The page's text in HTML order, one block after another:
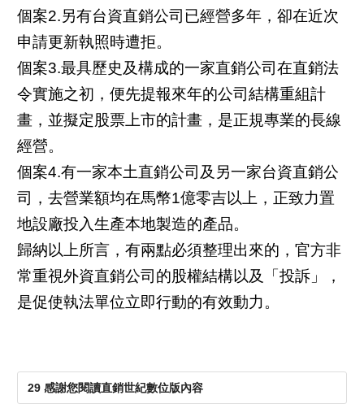
個案2.另有台資直銷公司已經營多年，卻在近次
申請更新執照時遭拒。
個案3.最具歷史及構成的一家直銷公司在直銷法
令實施之初，便先提報來年的公司結構重組計
畫，並擬定股票上市的計畫，是正規專業的長線
經營。
個案4.有一家本土直銷公司及另一家台資直銷公
司，去營業額均在馬幣1億零吉以上，正致力置
地設廠投入生產本地製造的產品。
歸納以上所言，有兩點必須整理出來的，官方非
常重視外資直銷公司的股權結構以及「投訴」，
是促使執法單位立即行動的有效動力。
29 感謝您閱讀直銷世紀數位版內容